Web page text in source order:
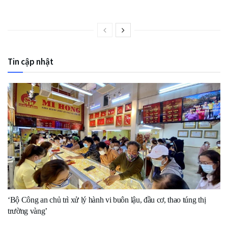
Tin cập nhật
‘Bộ Công an chủ trì xử lý hành vi buôn lậu, đầu cơ, thao túng thị
trường vàng’